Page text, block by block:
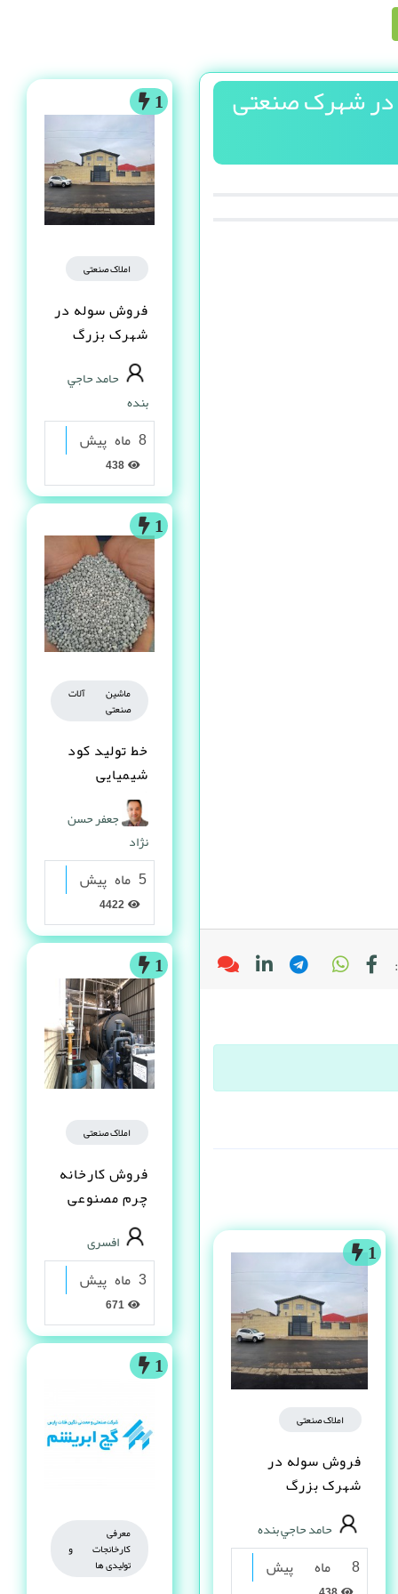
در شهرک صنعتی
1
املاک صنعتی
فروش سوله در
شهرک بزرگ
اصفهان فاز یک
حامد حاجي بنده
8 ماه پیش
1
املاک صنعتی
فروش سوله در
شهرک بزرگ
اصفهان فاز یک
حامد حاجي
بنده
8 ماه پیش
1
ماشین آلات
صنعتی
خط تولید کود
شیمیایی
گرانولی
جعفر حسن
نژاد
5 ماه پیش
1
املاک صنعتی
فروش کارخانه
چرم مصنوعى
PVC در شیراز
افسری
3 ماه پیش
1
معرفی
کارخانجات و
تولیدی ها